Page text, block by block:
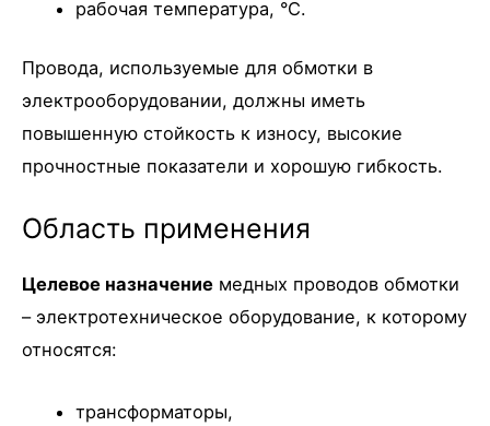
рабочая температура, °C.
Провода, используемые для обмотки в
электрооборудовании, должны иметь
повышенную стойкость к износу, высокие
прочностные показатели и хорошую гибкость.
Область применения
Целевое назначение медных проводов обмотки
– электротехническое оборудование, к которому
относятся:
трансформаторы,